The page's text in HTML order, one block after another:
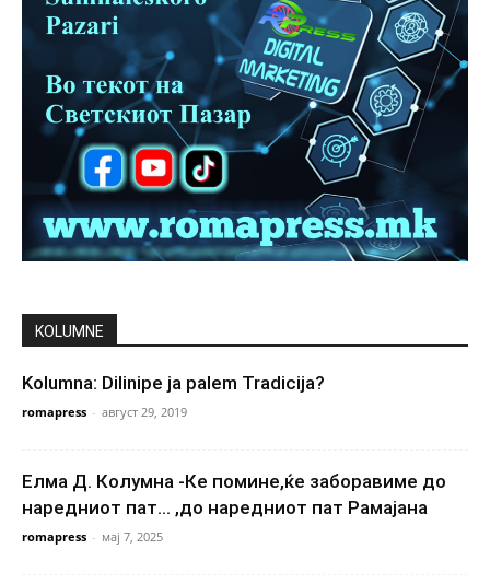
KOLUMNE
Kolumna: Dilinipe ja palem Tradicija?
romapress - август 29, 2019
Елма Д. Колумна -Ке помине,ќе заборавиме до
наредниот пат… ,до наредниот пат Рамајана
romapress - мај 7, 2025